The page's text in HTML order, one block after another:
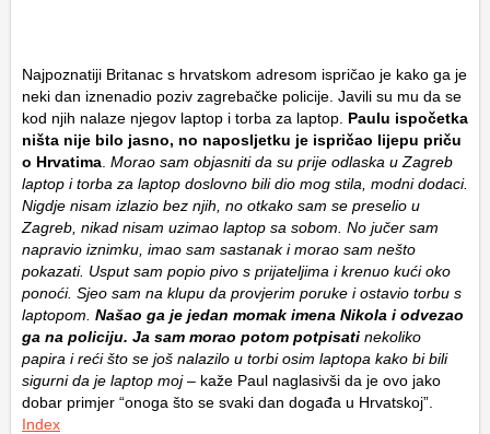
Najpoznatiji Britanac s hrvatskom adresom ispričao je kako ga je
neki dan iznenadio poziv zagrebačke policije. Javili su mu da se
kod njih nalaze njegov laptop i torba za laptop. Paulu ispočetka
ništa nije bilo jasno, no naposljetku je ispričao lijepu priču
o Hrvatima Morao sam objasniti da su prije odlaska u Zagreb
laptop i torba za laptop doslovno bili dio mog stila, modni dodaci.
Nigdje nisam izlazio bez njih, no otkako sam se preselio u
Zagreb, nikad nisam uzimao laptop sa sobom. No jučer sam
napravio iznimku, imao sam sastanak i morao sam nešto
pokazati. Usput sam popio pivo s prijateljima i krenuo kući oko
ponoći. Sjeo sam na klupu da provjerim poruke i ostavio torbu s
laptopom. Našao ga je jedan momak imena Nikola i odvezao
ga na policiju. Ja sam morao potom potpisati nekoliko
papira i reći što se još nalazilo u torbi osim laptopa kako bi bili
sigurni da je laptop moj– kaže Paul naglasivši da je ovo jako
dobar primjer “onoga što se svaki dan događa u Hrvatskoj”.
Index